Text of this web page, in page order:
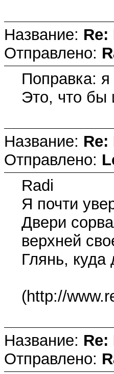
Название:
Отправлено:
Поправка: я
Это, что бы
Название:
Отправлено:
Radi
Я почти
Двери
верхней
Глянь, куда
(http://
Название:
Отправлено: